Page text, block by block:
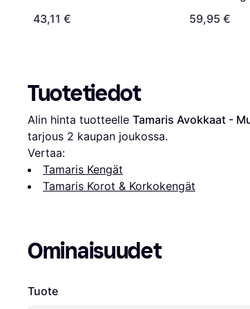
43,11 €
59,95 €
Tuotetiedot
Alin hinta tuotteelle Tamaris Avokkaat -
tarjous 2 kaupan joukossa.
Vertaa:
Tamaris Kengät
Tamaris Korot & Korkokengät
Ominaisuudet
Tuote